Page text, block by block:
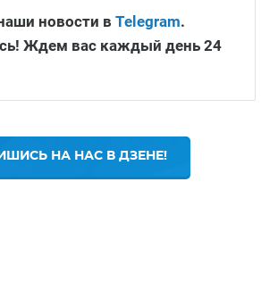
новости в Telegram.
Ждем вас каждый день 24
НА НАС В ДЗЕНЕ!